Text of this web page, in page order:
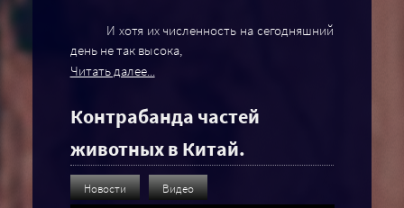
И хотя их численность на сегодняшний
день не так высока,
Читать далее...
Контрабанда частей
животных в Китай.
Новости Видео